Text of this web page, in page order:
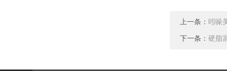
上一条： 吲哚
下一条： 硬脂